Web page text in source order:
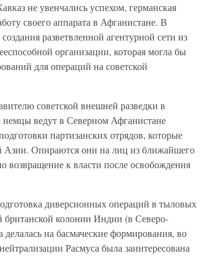
не увенчались успехом, германская
своего аппарата в Афганистане. В
разветвленной агентурной сети из
организации, которая могла бы
для операций на советской
советской внешней разведки в
ведут в Северном Афганистане
партизанских отрядов, которые
Азии. Опираются они на лиц из ближайшего
возвращение к власти после освобождения
диверсионных операций в тыловых
колонии Индии (в Северо-
на басмаческие формирования, во
Расмуса была заинтересована